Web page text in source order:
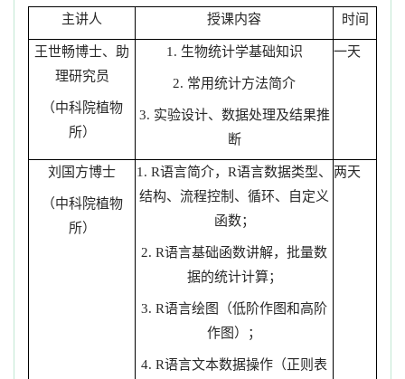
主讲人 授课内容 时间
王世畅博士、助
理研究员
（中科院植物
所）
1. 生物统计学基础知识
2. 常用统计方法简介
3. 实验设计、数据处理及结果推
断
一天
刘国方博士
（中科院植物
所）
1. R语言简介，R语言数据类型、
结构、流程控制、循环、自定义
函数；
2. R语言基础函数讲解，批量数
据的统计计算；
3. R语言绘图（低阶作图和高阶
作图）；
4. R语言文本数据操作（正则表
两天